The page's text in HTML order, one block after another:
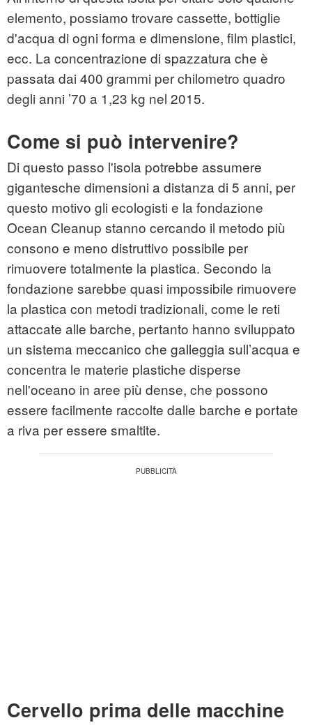
elemento, possiamo trovare cassette, bottiglie
d'acqua di ogni forma e dimensione, film plastici,
ecc. La concentrazione di spazzatura che è
passata dai 400 grammi per chilometro quadro
degli anni ’70 a 1,23 kg nel 2015.
Come si può intervenire?
Di questo passo l'isola potrebbe assumere
gigantesche dimensioni a distanza di 5 anni, per
questo motivo gli ecologisti e la fondazione
Ocean Cleanup stanno cercando il metodo più
consono e meno distruttivo possibile per
rimuovere totalmente la plastica. Secondo la
fondazione sarebbe quasi impossibile rimuovere
la plastica con metodi tradizionali, come le reti
attaccate alle barche, pertanto hanno sviluppato
un sistema meccanico che galleggia sull’acqua e
concentra le materie plastiche disperse
nell'oceano in aree più dense, che possono
essere facilmente raccolte dalle barche e portate
a riva per essere smaltite.
Cervello prima delle macchine